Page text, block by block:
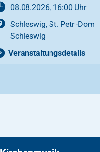
08.08.2026, 16:00 Uhr
Schleswig, St. Petri-Dom
Schleswig
Veranstaltungsdetails